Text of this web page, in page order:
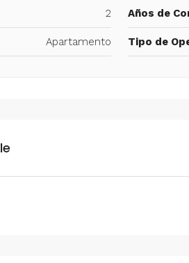
2 Años de
Apartamento Tipo de